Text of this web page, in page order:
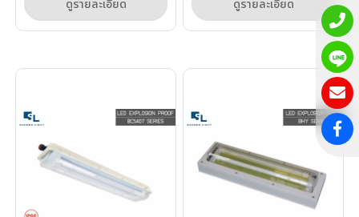
ดูรายละเอียด Proof Linear Light)
ดูรายละเอียด